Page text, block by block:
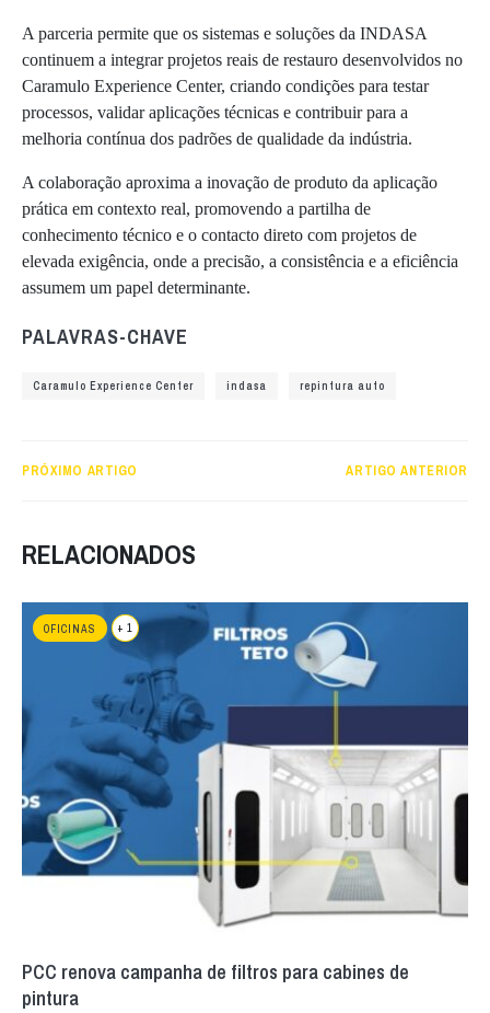
A parceria permite que os sistemas e soluções da INDASA
continuem a integrar projetos reais de restauro desenvolvidos no
Caramulo Experience Center, criando condições para testar
processos, validar aplicações técnicas e contribuir para a
melhoria contínua dos padrões de qualidade da indústria.
A colaboração aproxima a inovação de produto da aplicação
prática em contexto real, promovendo a partilha de
conhecimento técnico e o contacto direto com projetos de
elevada exigência, onde a precisão, a consistência e a eficiência
assumem um papel determinante.
PALAVRAS-CHAVE
Caramulo Experience Center indasa repintura auto
PRÓXIMO ARTIGO ARTIGO ANTERIOR
RELACIONADOS
OFICINAS + 1
PCC renova campanha de filtros para cabines de
pintura